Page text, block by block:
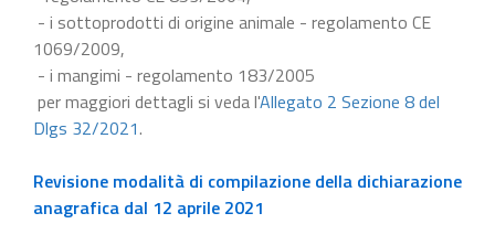
- i sottoprodotti di origine animale - regolamento CE
1069/2009,
- i mangimi - regolamento 183/2005
per maggiori dettagli si veda l'Allegato 2 Sezione 8 del
Dlgs 32/2021.
Revisione modalità di compilazione della dichiarazione
anagrafica dal 12 aprile 2021